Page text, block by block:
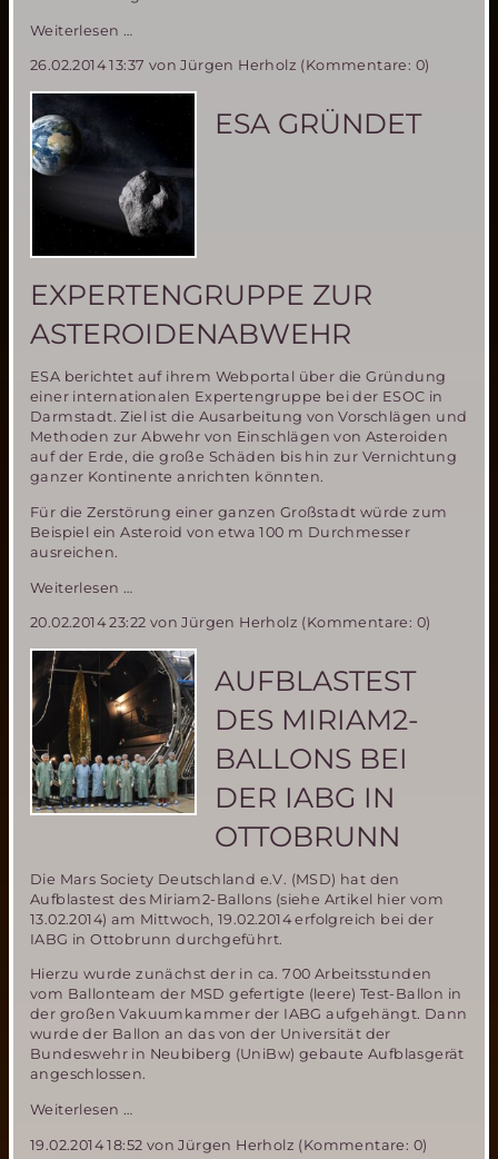
Weiterlesen …
verlor
im
fast
sein
Leben
während
eines
der
ISS
26.02.2014 13:37 von Jürgen Herholz (Kommentare: 0)
ESA GRÜNDET
EXPERTENGRUPPE ZUR
ASTEROIDENABWEHR
ESA berichtet auf ihrem Webportal über die Gründung
einer internationalen Expertengruppe bei der ESOC in
Darmstadt. Ziel ist die Ausarbeitung von Vorschlägen und
Methoden zur Abwehr von Einschlägen von Asteroiden
auf der Erde, die große Schäden bis hin zur Vernichtung
ganzer Kontinente anrichten könnten.
Für die Zerstörung einer ganzen Großstadt würde zum
Beispiel ein Asteroid von etwa 100 m Durchmesser
ausreichen.
Weiterlesen …
Expertengruppe
zur
Asteroidenabwehr
20.02.2014 23:22 von Jürgen Herholz (Kommentare: 0)
AUFBLASTEST
DES MIRIAM2-
BALLONS BEI
DER IABG IN
OTTOBRUNN
Die Mars Society Deutschland e.V. (MSD) hat den
Aufblastest des Miriam2-Ballons (siehe Artikel hier vom
13.02.2014) am Mittwoch, 19.02.2014 erfolgreich bei der
IABG in Ottobrunn durchgeführt.
Hierzu wurde zunächst der in ca. 700 Arbeitsstunden
vom Ballonteam der MSD gefertigte (leere) Test-Ballon in
der großen Vakuumkammer der IABG aufgehängt. Dann
wurde der Ballon an das von der Universität der
Bundeswehr in Neubiberg (UniBw) gebaute Aufblasgerät
angeschlossen.
Weiterlesen …
Miriam2-
19.02.2014 18:52 von Jürgen Herholz (Kommentare: 0)